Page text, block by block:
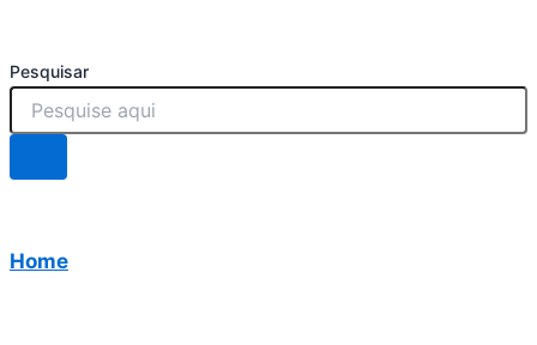
Pesquisar
Home